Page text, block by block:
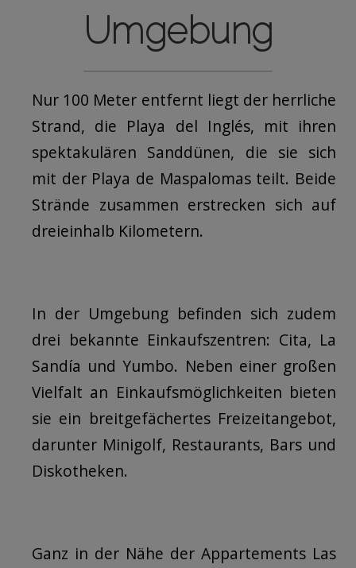
Umgebung
Nur 100 Meter entfernt liegt der herrliche
Strand, die Playa del Inglés, mit ihren
spektakulären Sanddünen, die sie sich
mit der Playa de Maspalomas teilt. Beide
Strände zusammen erstrecken sich auf
dreieinhalb Kilometern.
In der Umgebung befinden sich zudem
drei bekannte Einkaufszentren: Cita, La
Sandía und Yumbo. Neben einer großen
Vielfalt an Einkaufsmöglichkeiten bieten
sie ein breitgefächertes Freizeitangebot,
darunter Minigolf, Restaurants, Bars und
Diskotheken.
Ganz in der Nähe der Appartements Las